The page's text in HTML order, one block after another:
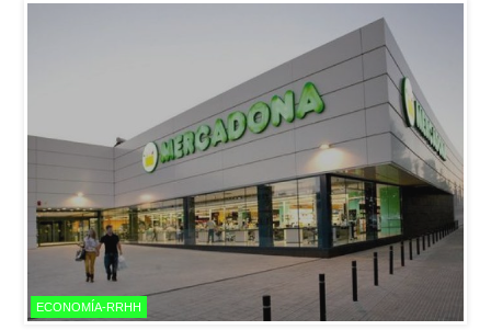
ECONOMÍA-RRHH